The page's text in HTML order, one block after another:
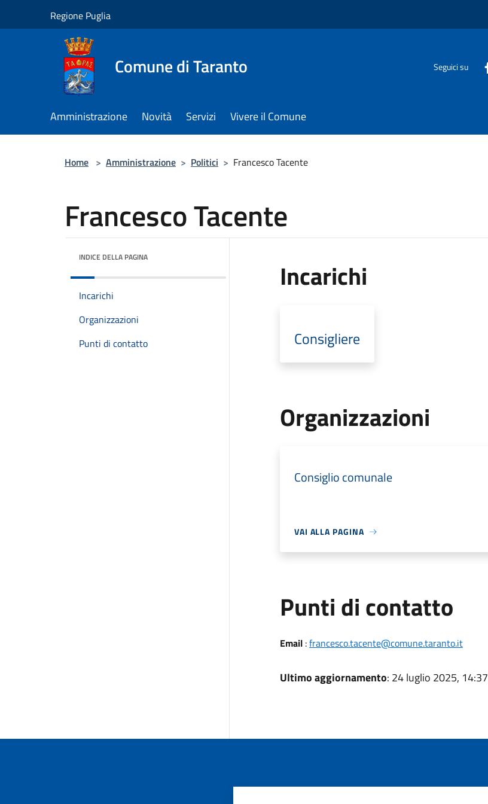
Regione Puglia
Comune di Taranto Seguici su
Amministrazione Novità Servizi Vivere il Comune
Home > Amministrazione > Politici > Francesco Tacente
Francesco Tacente
INDICE DELLA PAGINA
Incarichi
Organizzazioni
Punti di contatto
Incarichi
Consigliere
Organizzazioni
Consiglio comunale
VAI ALLA PAGINA
Punti di contatto
Email:francesco.tacente@comune.taranto.it
Ultimo aggiornamento: 24 luglio 2025, 14:37